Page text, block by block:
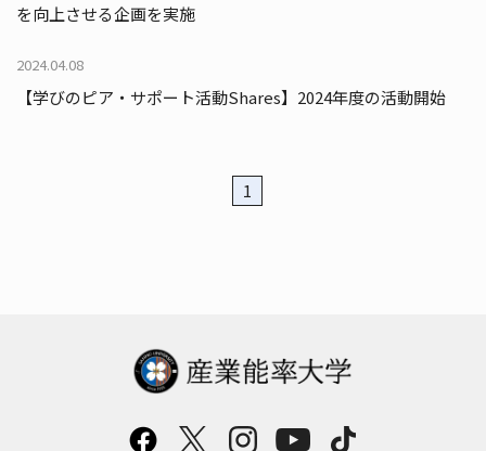
を向上させる企画を実施
2024.04.08
【学びのピア・サポート活動Shares】2024年度の活動開始
1